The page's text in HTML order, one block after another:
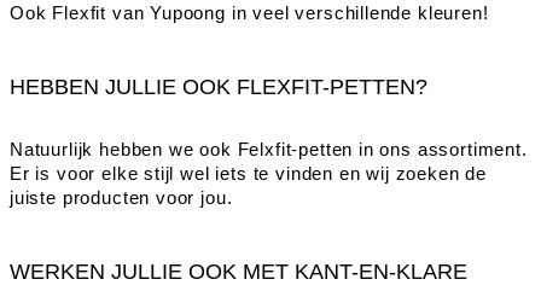
Ook Flexfit van Yupoong in veel verschillende kleuren!
HEBBEN JULLIE OOK FLEXFIT-PETTEN?
Natuurlijk hebben we ook Felxfit-petten in ons assortiment.
Er is voor elke stijl wel iets te vinden en wij zoeken de
juiste producten voor jou.
WERKEN JULLIE OOK MET KANT-EN-KLARE